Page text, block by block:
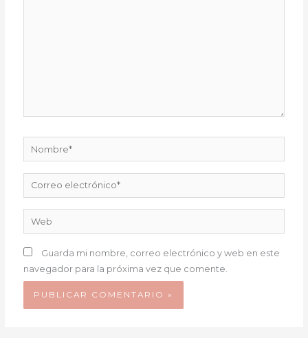
Nombre*
Correo
electrónico*
Web
Guarda mi nombre, correo electrónico y web en este
navegador para la próxima vez que comente.